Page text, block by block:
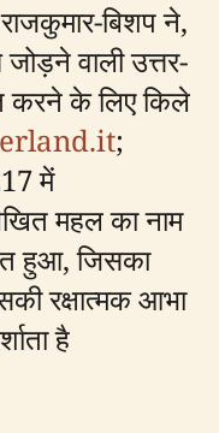
बिशप ने,
वाली उत्तर-
करने के लिए किले
;
में
महल का नाम
हुआ, जिसका
रक्षात्मक आभा
है